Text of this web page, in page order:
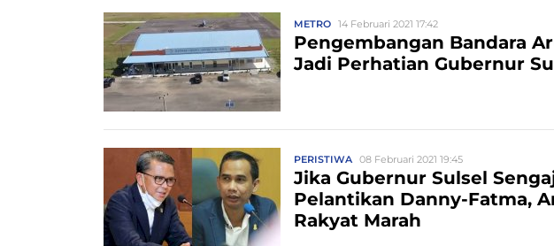
METRO 14 Februari 2021 17:42
Pengembangan Bandara
Jadi Perhatian Gubernur
PERISTIWA 08 Februari 2021 19:45
Jika Gubernur Sulsel
Pelantikan Danny-Fatma,
Rakyat Marah